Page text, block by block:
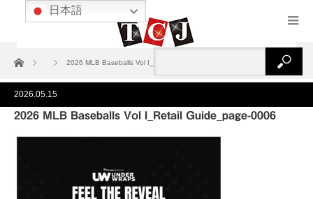
ホーム 2026 MLB Baseballs Vol I_Retail Guide_page-0006
2026.05.15
2026 MLB Baseballs Vol I_Retail Guide_page-0006
日本語